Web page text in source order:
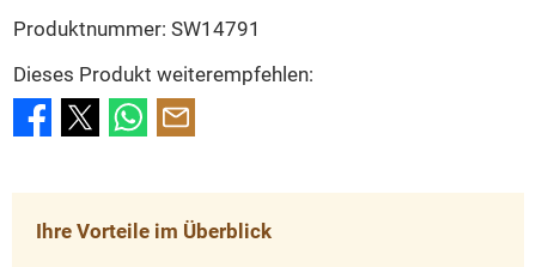
Produktnummer: SW14791
Dieses Produkt weiterempfehlen:
Ihre Vorteile im Überblick